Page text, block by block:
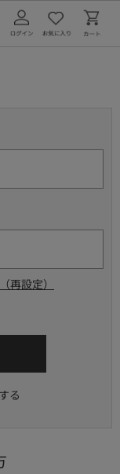
再設定）
る